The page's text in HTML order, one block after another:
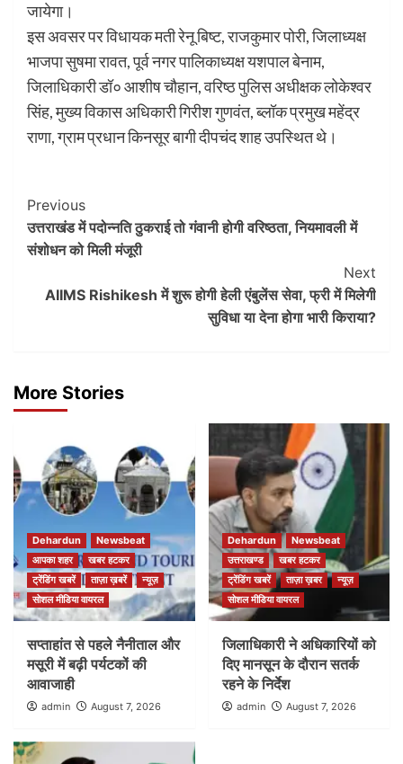
जायेगा।
इस अवसर पर विधायक मती रेनू बिष्ट, राजकुमार पोरी, जिलाध्यक्ष
भाजपा सुषमा रावत, पूर्व नगर पालिकाध्यक्ष यशपाल बेनाम,
जिलाधिकारी डॉ० आशीष चौहान, वरिष्ठ पुलिस अधीक्षक लोकेश्वर
सिंह, मुख्य विकास अधिकारी गिरीश गुणवंत, ब्लॉक प्रमुख महेंद्र
राणा, ग्राम प्रधान किनसूर बागी दीपचंद शाह उपस्थित थे।
Post
Navigation
Previous
उत्तराखंड में पदोन्नति ठुकराई तो गंवानी होगी वरिष्ठता, नियमावली में
संशोधन को मिली मंजूरी
Next
AIIMS Rishikesh में शुरू होगी हेली एंबुलेंस सेवा, फ्री में मिलेगी
सुविधा या देना होगा भारी किराया?
More Stories
Dehardun
Newsbeat
आपका शहर
खबर हटकर
ट्रेंडिंग खबरें
ताज़ा ख़बरें
न्यूज़
सोशल मीडिया वायरल
सप्ताहांत से पहले नैनीताल और
मसूरी में बढ़ी पर्यटकों की
आवाजाही
admin August 7, 2026
Dehardun
Newsbeat
उत्तराखण्ड
खबर हटकर
ट्रेंडिंग खबरें
ताज़ा ख़बर
न्यूज़
सोशल मीडिया वायरल
जिलाधिकारी ने अधिकारियों को
दिए मानसून के दौरान सतर्क
रहने के निर्देश
admin August 7, 2026